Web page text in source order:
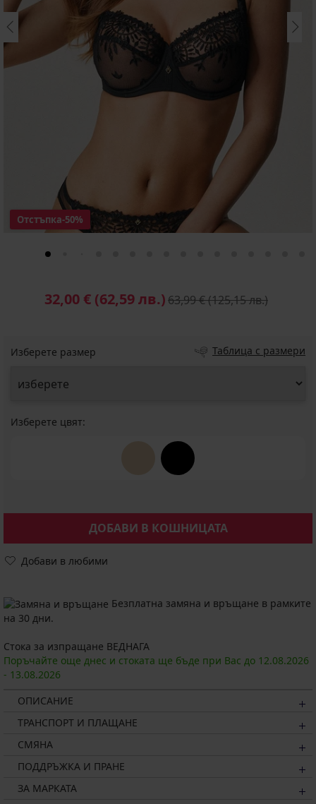
Отстъпка-50%
32,00 € (62,59 лв.)63,99 €(125,15 лв.)
Изберете размер Таблица с размери
Изберете цвят:
ДОБАВИ В КОШНИЦАТА
Добави в любими
Безплатна замяна и връщане в рамките
на 30 дни.
Стока за изпращане ВЕДНАГА
Поръчайте още днес и стоката ще бъде при Вас до 12.08.2026
- 13.08.2026
ОПИСАНИЕ
ТРАНСПОРТ И ПЛАЩАНЕ
СМЯНА
ПОДДРЪЖКА И ПРАНЕ
ЗА МАРКАТА